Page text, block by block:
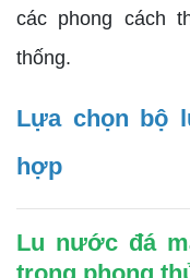
các phong cách
thống.
Lựa chọn bộ
hợp
Lu nước đá